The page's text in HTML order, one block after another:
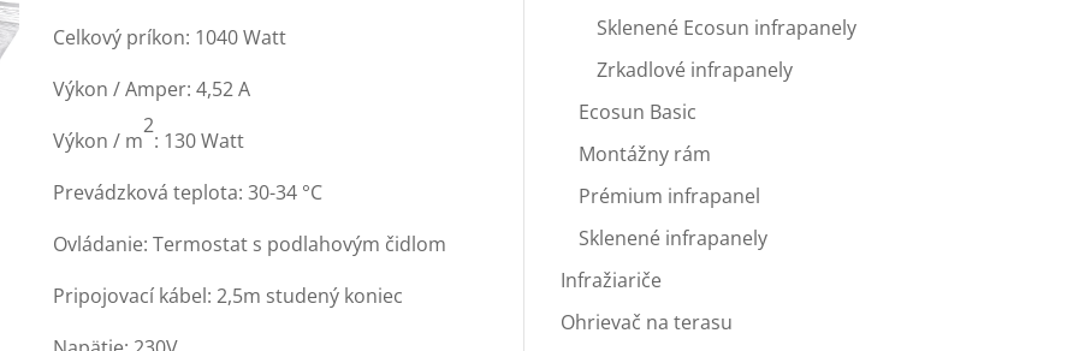
Celkový príkon: 1040 Watt
Výkon / Amper: 4,52 A
Výkon / m
2
: 130 Watt
Prevádzková teplota: 30-34 °C
Ovládanie: Termostat s podlahovým čidlom
Pripojovací kábel: 2,5m studený koniec
Sklenené Ecosun infrapanely
Zrkadlové infrapanely
Ecosun Basic
Montážny rám
Prémium infrapanel
Sklenené infrapanely
Infražiariče
Ohrievač na terasu